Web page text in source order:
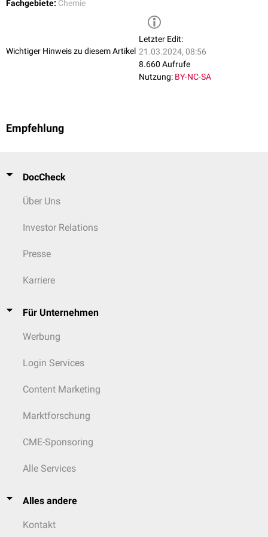
Fachgebiete: Chemie
Wichtiger Hinweis zu diesem Artikel
Letzter Edit:
21.03.2024, 08:56
8.660 Aufrufe
Nutzung: BY-NC-SA
Empfehlung
DocCheck
Über Uns
Investor Relations
Presse
Karriere
Für Unternehmen
Werbung
Login Services
Content Marketing
Marktforschung
CME-Sponsoring
Alle Services
Alles andere
Kontakt